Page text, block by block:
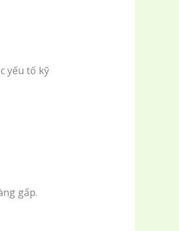
yếu tố kỹ
gấp.